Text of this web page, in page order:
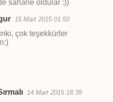
sahane oldular :))
15 Mart 2015 01:50
çok teşekkürler
14 Mart 2015 18:39